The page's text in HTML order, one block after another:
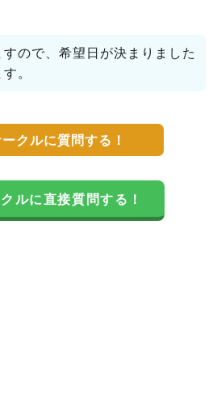
ので、希望日が決まりました
。
クルに質問する！
ルに直接質問する！